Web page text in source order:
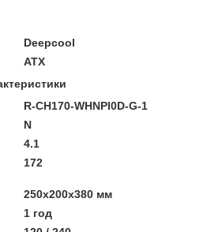
Deepcool
ATX
R-CH170-WHNPI0D-G-1
N
4.1
172
250x200x380 мм
1 год